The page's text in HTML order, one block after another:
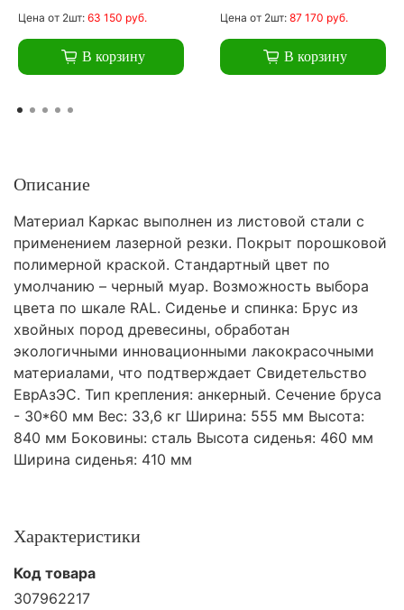
Цена от 2шт: 63 150 руб.
В корзину
Цена от 2шт: 87 170 руб.
В корзину
Описание
Материал Каркас выполнен из листовой стали с
применением лазерной резки. Покрыт порошковой
полимерной краской. Стандартный цвет по
умолчанию – черный муар. Возможность выбора
цвета по шкале RAL. Сиденье и спинка: Брус из
хвойных пород древесины, обработан
экологичными инновационными лакокрасочными
материалами, что подтверждает Свидетельство
ЕврАзЭС. Тип крепления: анкерный. Сечение бруса
- 30*60 мм Вес: 33,6 кг Ширина: 555 мм Высота:
840 мм Боковины: сталь Высота сиденья: 460 мм
Ширина сиденья: 410 мм
Характеристики
Код товара
307962217